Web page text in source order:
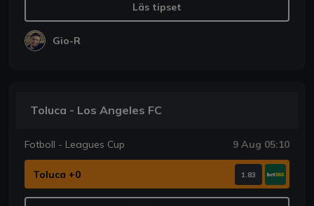
Läs tipset
Gio-R
Toluca - Los Angeles FC
Fotboll - Leagues Cup 9 Aug 05:10
Toluca +0 1.83